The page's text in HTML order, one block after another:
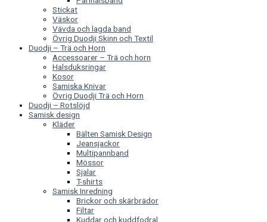
Stickat
Väskor
Vävda och lagda band
Övrig Duodji Skinn och Textil
Duodji – Trä och Horn
Accessoarer – Trä och horn
Halsduksringar
Kosor
Samiska Knivar
Övrig Duodji Trä och Horn
Duodji – Rotslöjd
Samisk design
Kläder
Bälten Samisk Design
Jeansjackor
Multipannband
Mössor
Sjalar
T-shirts
Samisk Inredning
Brickor och skärbrädor
Filtar
Kuddar och kuddfodral